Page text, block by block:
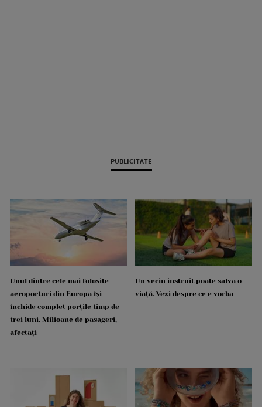
PUBLICITATE
Unul dintre cele mai folosite
aeroporturi din Europa își
închide complet porțile timp de
trei luni. Milioane de pasageri,
afectați
Un vecin instruit poate salva o
viață. Vezi despre ce e vorba